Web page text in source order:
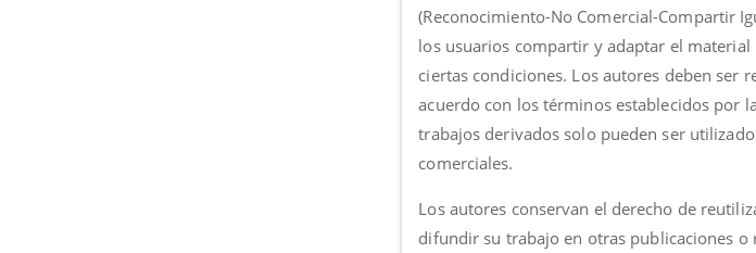
(Reconocimiento-No Comercial-Compartir
los usuarios compartir y adaptar el material
ciertas condiciones. Los autores deben ser
acuerdo con los términos establecidos por
trabajos derivados solo pueden ser
comerciales.
Los autores conservan el derecho de
difundir su trabajo en otras publicaciones o